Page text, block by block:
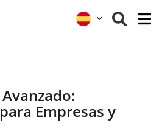
Empresas y